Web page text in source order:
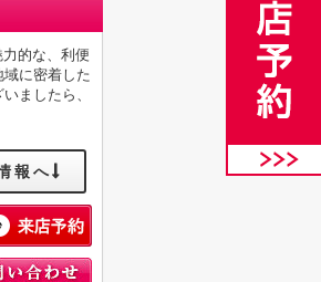
的な、利便
に密着した
ましたら、
報へ